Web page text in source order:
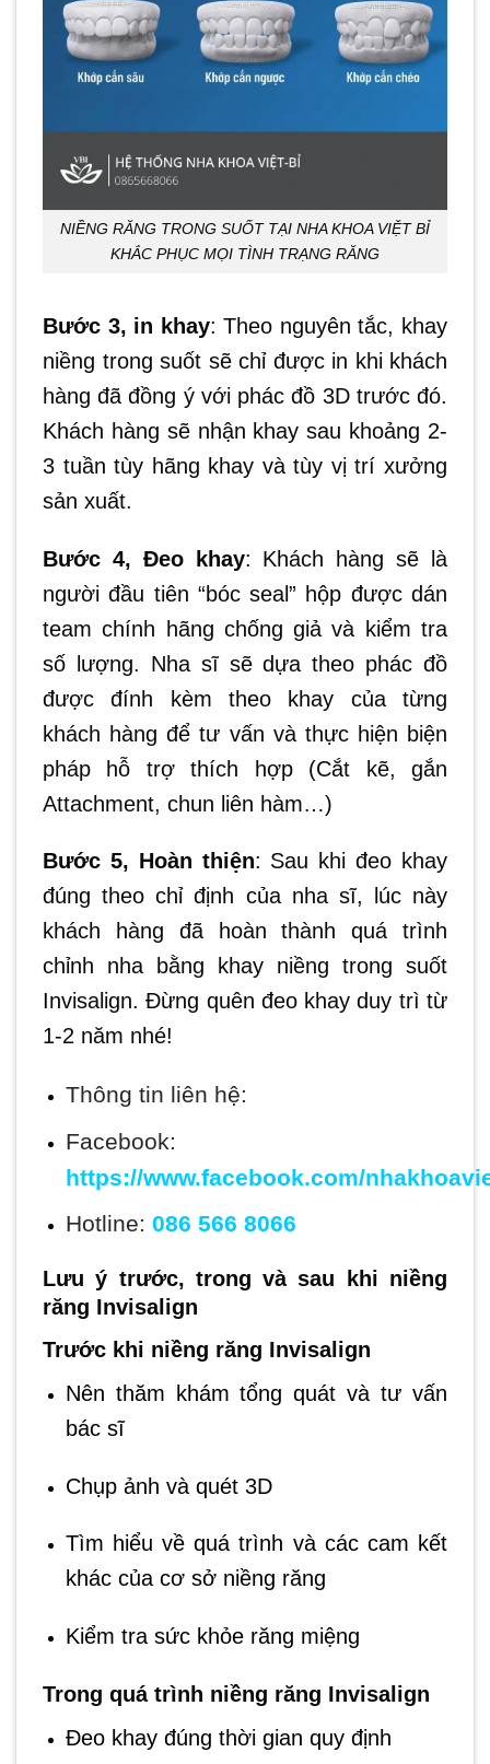
NIỀNG RĂNG TRONG SUỐT TẠI NHA KHOA VIỆT BỈ
KHẮC PHỤC MỌI TÌNH TRẠNG RĂNG
Bước 3, in khay: Theo nguyên tắc, khay
niềng trong suốt sẽ chỉ được in khi khách
hàng đã đồng ý với phác đồ 3D trước đó.
Khách hàng sẽ nhận khay sau khoảng 2-
3 tuần tùy hãng khay và tùy vị trí xưởng
sản xuất.
Bước 4, Đeo khay: Khách hàng sẽ là
người đầu tiên “bóc seal” hộp được dán
team chính hãng chống giả và kiểm tra
số lượng. Nha sĩ sẽ dựa theo phác đồ
được đính kèm theo khay của từng
khách hàng để tư vấn và thực hiện biện
pháp hỗ trợ thích hợp (Cắt kẽ, gắn
Attachment, chun liên hàm…)
Bước 5, Hoàn thiện: Sau khi đeo khay
đúng theo chỉ định của nha sĩ, lúc này
khách hàng đã hoàn thành quá trình
chỉnh nha bằng khay niềng trong suốt
Invisalign. Đừng quên đeo khay duy trì từ
1-2 năm nhé!
Thông tin liên hệ:
Facebook:
https://www.facebook.com/
Hotline: 086 566 8066
Lưu ý trước, trong và sau khi niềng
răng Invisalign
Trước khi niềng răng Invisalign
Nên thăm khám tổng quát và tư vấn
bác sĩ
Chụp ảnh và quét 3D
Tìm hiểu về quá trình và các cam kết
khác của cơ sở niềng răng
Kiểm tra sức khỏe răng miệng
Trong quá trình niềng răng Invisalign
Đeo khay đúng thời gian quy định